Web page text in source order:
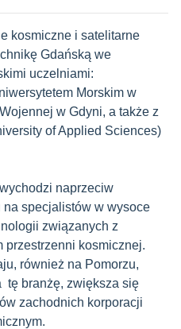
kosmiczne i satelitarne
Gdańską we
uczelniami:
Morskim w
w Gdyni, a także z
of Applied Sciences)
naprzeciw
specjalistów w wysoce
związanych z
przestrzenni kosmicznej.
również na Pomorzu,
tę branżę, zwiększa się
zachodnich korporacji